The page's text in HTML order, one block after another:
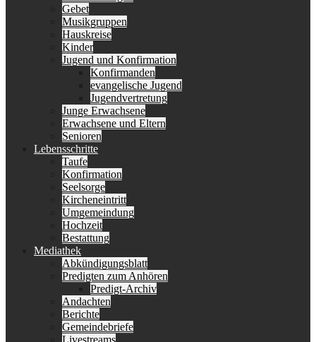
Gebet
Musikgruppen
Hauskreise
Kinder
Jugend und Konfirmation
Konfirmanden
evangelische Jugend
Jugendvertretung
Junge Erwachsene
Erwachsene und Eltern
Senioren
Lebensschritte
Taufe
Konfirmation
Seelsorge
Kircheneintritt
Umgemeindung
Hochzeit
Bestattung
Mediathek
Abkündigungsblatt
Predigten zum Anhören
Predigt-Archiv
Andachten
Berichte
Gemeindebriefe
Livestreams